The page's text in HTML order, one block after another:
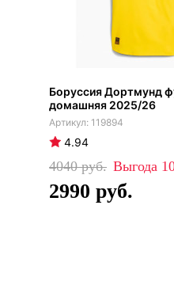
Боруссия Дортмунд
домашняя 2025/26
119894
4.94
4040
2990